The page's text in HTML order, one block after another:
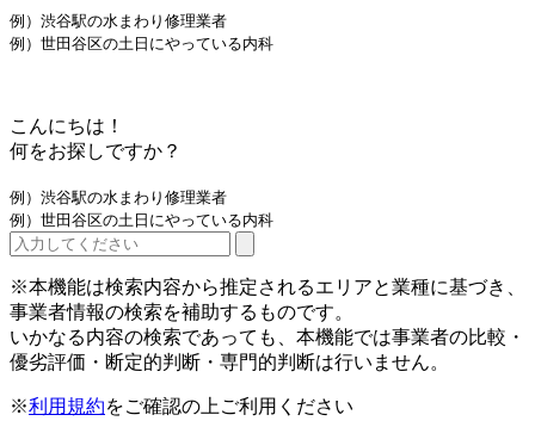
例）渋谷駅の水まわり修理業者
例）世田谷区の土日にやっている内科
こんにちは！
何をお探しですか？
例）渋谷駅の水まわり修理業者
例）世田谷区の土日にやっている内科
※本機能は検索内容から推定されるエリアと業種に基づき、
事業者情報の検索を補助するものです。
いかなる内容の検索であっても、本機能では事業者の比較・
優劣評価・断定的判断・専門的判断は行いません。
※利用規約をご確認の上ご利用ください